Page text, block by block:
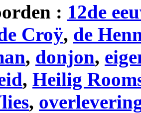
: 12de
Croÿ, de
, donjon,
, Heilig
,